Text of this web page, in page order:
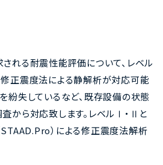
れる耐震性能評価について、レベル
正震度法による静解析が対応可能
紛失しているなど、既存設備の状態
から対応致します。レベルⅠ・Ⅱと
）による修正震度法解析